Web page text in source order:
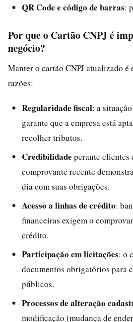
QR Code e código de barras:
Por que o Cartão CNPJ é
negócio?
Manter o cartão CNPJ atualizado é
razões:
Regularidade fiscal: a
garante que a empresa está
recolher tributos.
Credibilidade perante clientes
comprovante recente
dia com suas obrigações.
Acesso a linhas de crédito:
financeiras exigem o
crédito.
Participação em licitações: o
documentos obrigatórios para
públicos.
Processos de alteração
modificação (mudança de